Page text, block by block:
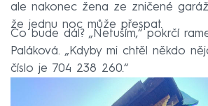
ale nakonec žena ze zničené
že jednu noc může přespat.
Co bude dál? „Netuším,“ pokrčí
Paláková. „Kdyby mi chtěl někdo
číslo je 704 238 260.“